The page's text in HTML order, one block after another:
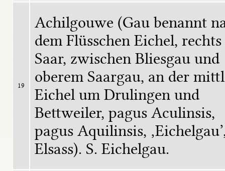
19
Achilgouwe (Gau benannt
dem Flüsschen Eichel,
Saar, zwischen Bliesgau und
oberem Saargau, an der
Eichel um Drulingen und
Bettweiler, pagus Aculinsis,
pagus Aquilinsis,
Elsass). S. Eichelgau.